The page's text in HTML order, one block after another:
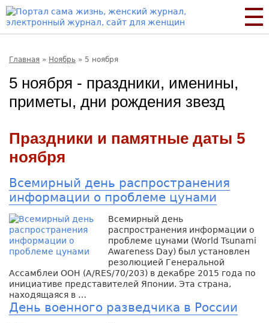
Главная » Ноябрь » 5 ноября
5 ноября - праздники, именины,
приметы, дни рождения звезд
Праздники и памятные даты 5
ноября
Всемирный день распространения
информации о проблеме цунами
Всемирный день
распространения информации о
проблеме цунами (World Tsunami
Awareness Day) был установлен
резолюцией Генеральной
Ассамблеи ООН (A/RES/70/203) в декабре 2015 года по
инициативе представителей Японии. Эта страна,
находящаяся в …
День военного разведчика в России